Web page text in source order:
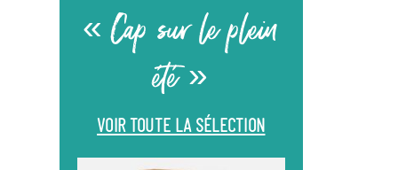
« Cap sur le plein
été »
VOIR TOUTE LA SÉLECTION